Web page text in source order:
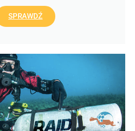
SPRAWDŹ